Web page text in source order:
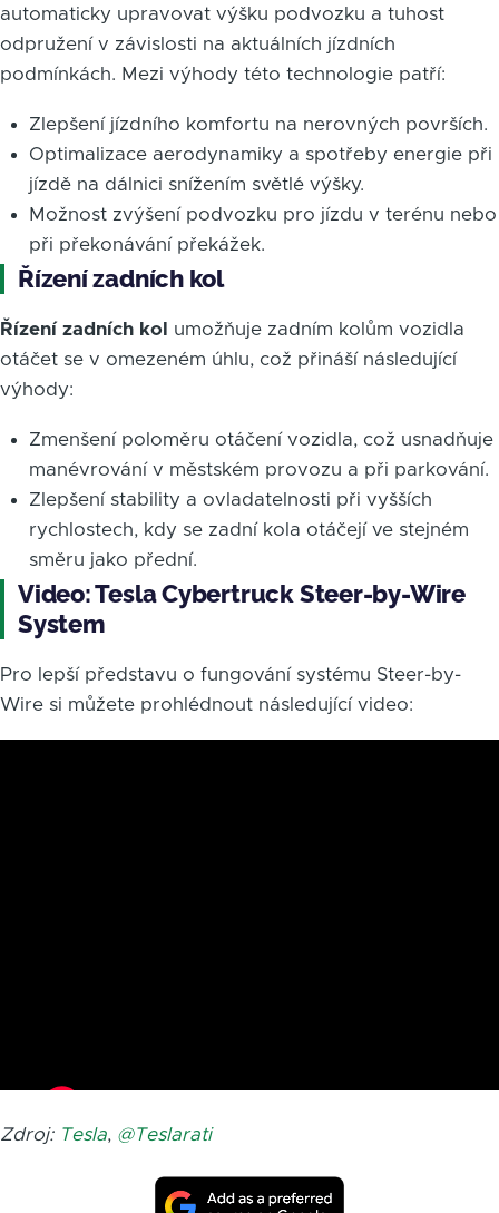
automaticky upravovat výšku podvozku a tuhost
odpružení v závislosti na aktuálních jízdních
podmínkách. Mezi výhody této technologie patří:
Zlepšení jízdního komfortu na nerovných površích.
Optimalizace aerodynamiky a spotřeby energie při
jízdě na dálnici snížením světlé výšky.
Možnost zvýšení podvozku pro jízdu v terénu nebo
při překonávání překážek.
Řízení zadních kol
Řízení zadních kol
umožňuje zadním kolům vozidla
otáčet se v omezeném úhlu, což přináší následující
výhody:
Zmenšení poloměru otáčení vozidla, což usnadňuje
manévrování v městském provozu a při parkování.
Zlepšení stability a ovladatelnosti při vyšších
rychlostech, kdy se zadní kola otáčejí ve stejném
směru jako přední.
Video: Tesla Cybertruck Steer-by-Wire
System
Pro lepší představu o fungování systému Steer-by-
Wire si můžete prohlédnout následující video:
Zdroj: Tesla, @Teslarati